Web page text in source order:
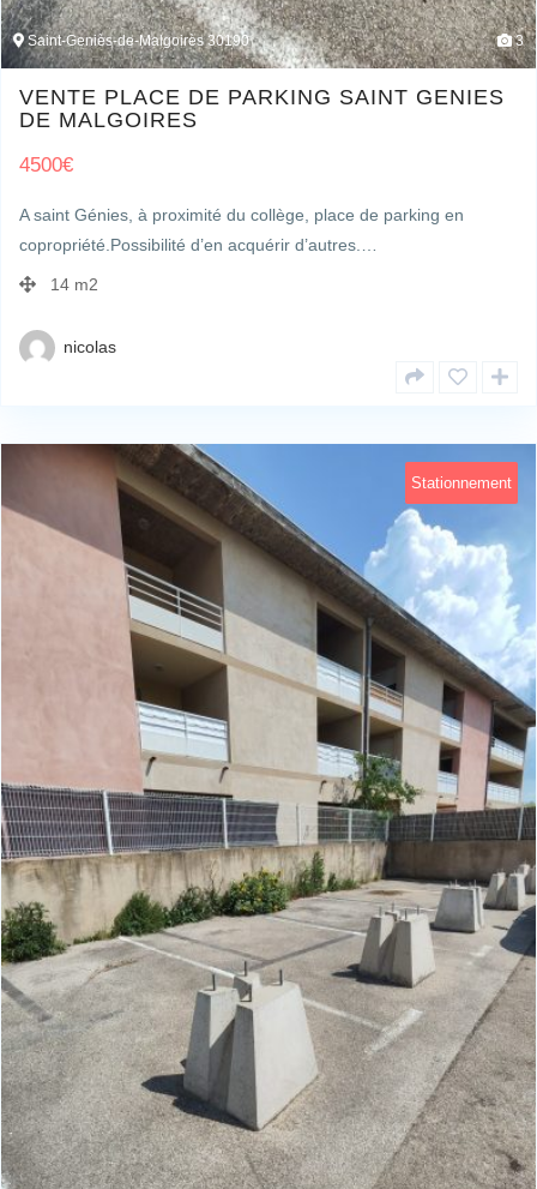
Saint-Geniès-de-Malgoirès 30190 3
VENTE PLACE DE PARKING SAINT GENIES
DE MALGOIRES
4500€
A saint Génies, à proximité du collège, place de parking en
copropriété.Possibilité d’en acquérir d’autres.…
14 m2
nicolas
Stationnement